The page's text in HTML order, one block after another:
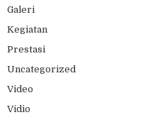
Galeri
Kegiatan
Prestasi
Uncategorized
Video
Vidio